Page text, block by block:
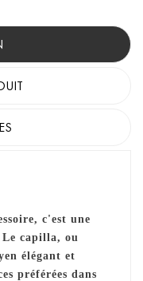
c'est une
capilla, ou
élégant et
préférées dans